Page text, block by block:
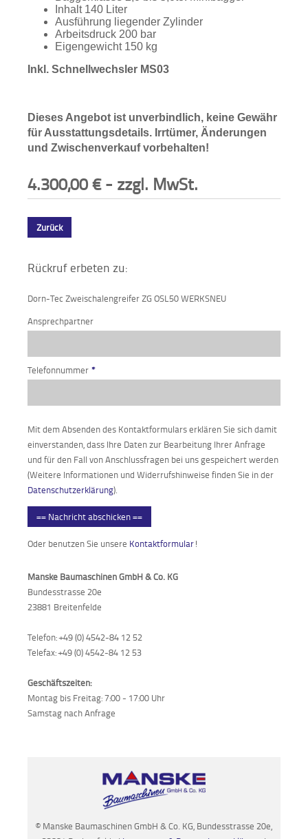
Inhalt 140 Liter
Ausführung liegender Zylinder
Arbeitsdruck 200 bar
Eigengewicht 150 kg
Inkl. Schnellwechsler MS03
Dieses Angebot ist unverbindlich, keine Gewähr
für Ausstattungsdetails. Irrtümer, Änderungen
und Zwischenverkauf vorbehalten!
4.300,00€- zzgl. MwSt.
Zurück
Rückruf erbeten zu:
Dorn-Tec Zweischalengreifer ZG OSL50 WERKSNEU
Ansprechpartner
Telefonnummer *
Mit dem Absenden des Kontaktformulars erklären Sie sich damit
einverstanden, dass Ihre Daten zur Bearbeitung Ihrer Anfrage
und für den Fall von Anschlussfragen bei uns gespeichert werden
(Weitere Informationen und Widerrufshinweise finden Sie in der
Datenschutzerklärung).
== Nachricht abschicken ==
Oder benutzen Sie unsere Kontaktformular!
Manske Baumaschinen GmbH & Co. KG
Bundesstrasse 20e
23881 Breitenfelde
Telefon: +49 (0) 4542-84 12 52
Telefax: +49 (0) 4542-84 12 53
Geschäftszeiten:
Montag bis Freitag: 7:00 - 17:00 Uhr
Samstag nach Anfrage
© Manske Baumaschinen GmbH & Co. KG, Bundesstrasse 20e,